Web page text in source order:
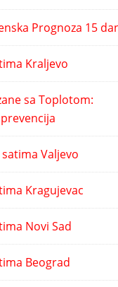
Prognoza 15
Kraljevo
sa Toplotom:
Valjevo
Kragujevac
Novi Sad
Beograd